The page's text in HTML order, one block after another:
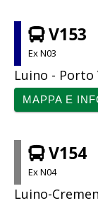
V153
Ex N03
Luino - Porto
MAPPA E
V154
Ex N04
Luino-